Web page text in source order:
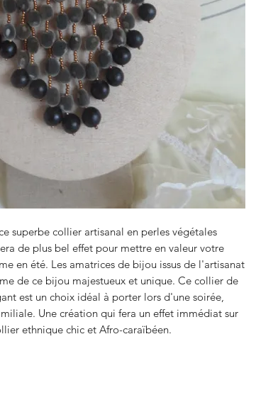
superbe collier artisanal en perles végétales
de plus bel effet pour mettre en valeur votre
en été. Les amatrices de bijou issus de l'artisanat
de ce bijou majestueux et unique. Ce collier de
est un choix idéal à porter lors d'une soirée,
Une création qui fera un effet immédiat sur
ethnique chic et Afro-caraïbéen.